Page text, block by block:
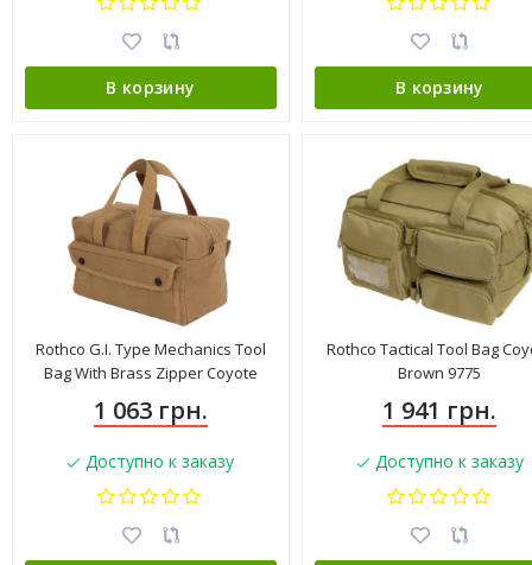
В корзину В корзину
Rothco G.I. Type Mechanics Tool
Bag With Brass Zipper Coyote
1 063 грн.
Доступно к заказу
Rothco Tactical Tool Bag
Brown 9775
1 941 грн.
Доступно к заказу